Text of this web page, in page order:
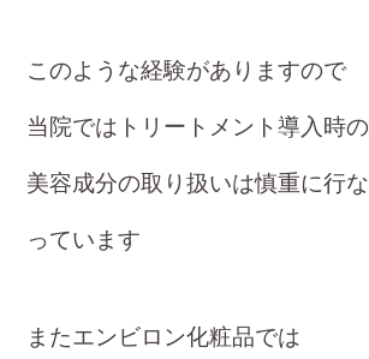
このような経験がありますので
当院ではトリート メント導入時の
美容成分の取り扱いは慎重に行な
っています
またエンビロン化粧品では